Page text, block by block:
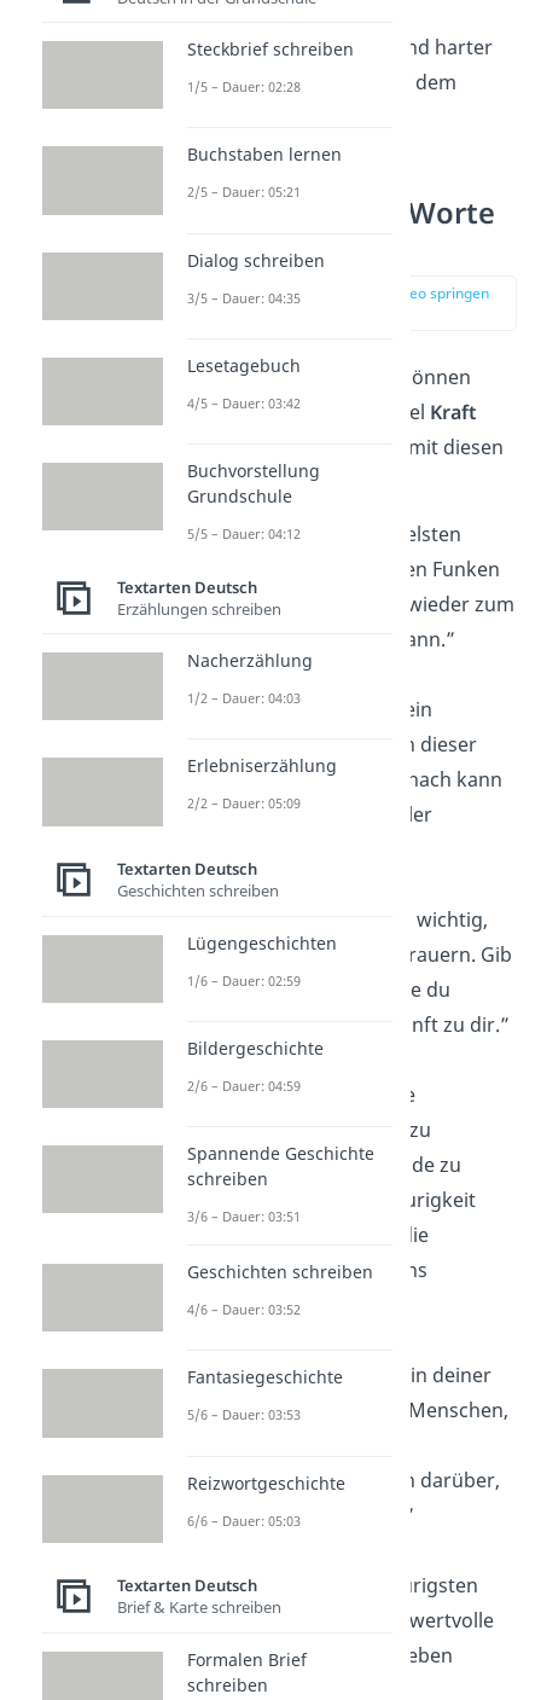
das Ergebnis von
Entschlossenheit
und harter
Arbeit — du bist auf dem
Aufmunternde Worte
bei Traurigkeit
zur Stelle im Video springen
Wenn jemand trauert, können
aufmunternde Worte viel Kraft
schenken. Versuche es mit diesen
aufbauenden Worten:
„Selbst in den dunkelsten
Stunden gibt es einen Funken
Hoffnung
, der dich wieder zum
Leuchten bringen kann.”
„Traurigkeit ist wie ein
Regenschauer. Auch dieser
geht vorbei, und danach kann
dieSonne
umso heller
sind wichtig,
und es ist okay, zu trauern. Gib
dir selbst die Zeit, die du
brauchst, und sei sanft zu dir.”
„Jeder Tag bringt die
zu
entdecken und Freude zu
finden. Lass die Traurigkeit
nicht den Blick auf die
Schönheit des Lebens
verstellen.”
„Du bist nicht allein in deiner
Traurigkeit
. Es gibt Menschen,
unterstützen. Sprich darüber,
wenn du möchtest.”
„Selbst aus den traurigsten
Momenten können wertvolle
Lektionen
für das Leben
gelernt werden.”
Steckbrief schreiben
1/5 – Dauer: 02:28
Buchstaben lernen
2/5 – Dauer: 05:21
Dialog schreiben
3/5 – Dauer: 04:35
Lesetagebuch
4/5 – Dauer: 03:42
Buchvorstellung
Grundschule
5/5 – Dauer: 04:12
Textarten Deutsch
Erzählungen schreiben
Nacherzählung
1/2 – Dauer: 04:03
Erlebniserzählung
2/2 – Dauer: 05:09
Textarten Deutsch
Geschichten schreiben
Lügengeschichten
1/6 – Dauer: 02:59
Bildergeschichte
2/6 – Dauer: 04:59
Spannende Geschichte
schreiben
3/6 – Dauer: 03:51
Geschichten schreiben
4/6 – Dauer: 03:52
Fantasiegeschichte
5/6 – Dauer: 03:53
Reizwortgeschichte
6/6 – Dauer: 05:03
Textarten Deutsch
Brief & Karte schreiben
Formalen Brief
schreiben